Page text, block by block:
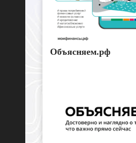
Объясняем.рф